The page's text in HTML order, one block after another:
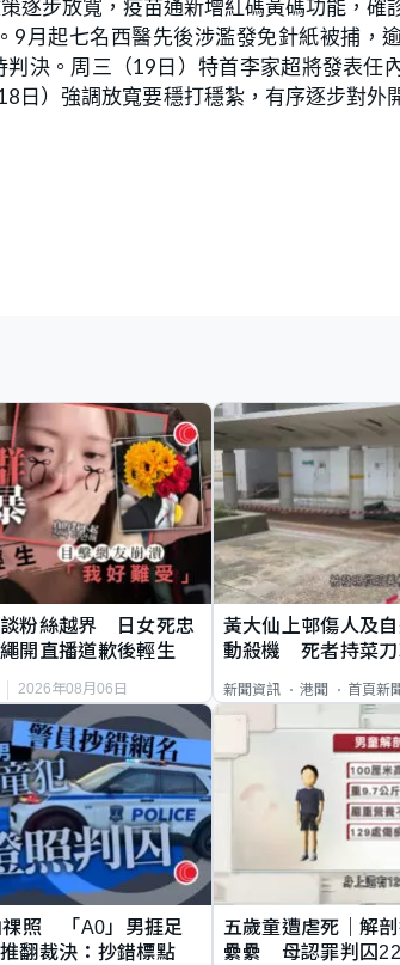
逐步放寬，疫苗通新增紅碼黃碼功能，確
月起七名西醫先後涉濫發免針紙被捕，
決。周三（19日）特首李家超將發表任
日）強調放寬要穩打穩紮，有序逐步對外
粉絲越界 日女死忠
開直播道歉後輕生
2026年08月06日
黃大仙上邨傷人及
動殺機 死者持菜刀
新聞資訊 港聞 首頁新
祼照 「A0」男捱足
翻裁決：抄錯標點
五歲童遭虐死｜解
纍纍 母認罪判囚